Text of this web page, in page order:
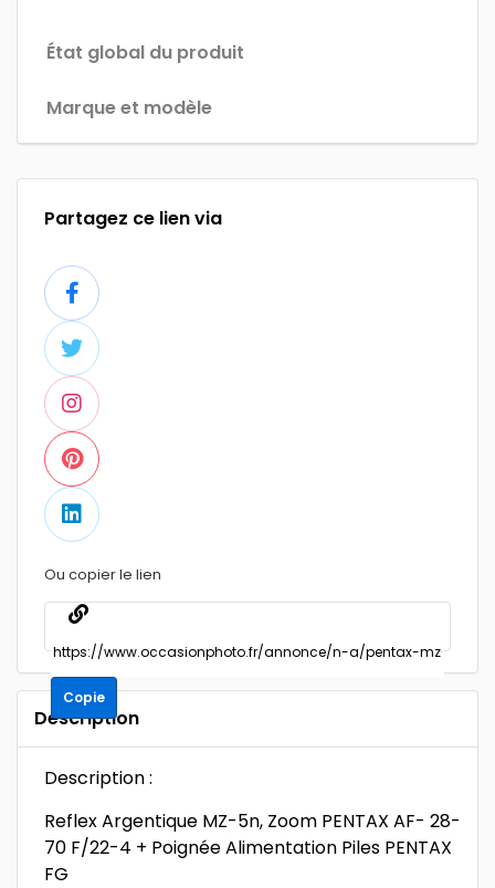
État global du produit
Marque et modèle
Partagez ce lien via
Ou copier le lien
Copie
Description
Description :
Reflex Argentique MZ-5n, Zoom PENTAX AF- 28-
70 F/22-4 + Poignée Alimentation Piles PENTAX
FG